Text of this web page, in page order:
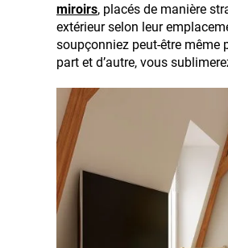
miroirs, placés de manière
extérieur selon leur
soupçonniez peut-être même
part et d’autre, vous